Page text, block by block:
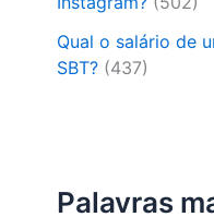
Qual o salário de
SBT? (437)
Palavras